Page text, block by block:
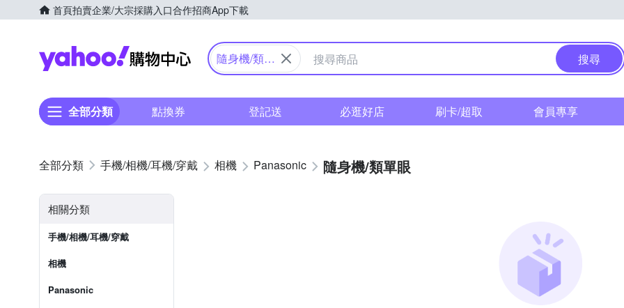
首頁拍賣企業/大宗採購入口合作招商App下載
Yahoo購物中心
隨身機/類單
搜尋
全部分類 點換券 登記送 必逛好店 刷卡/超取 會員專享
手機/相機/耳機/穿戴 相機 Panasonic 隨身機/類單眼
相關分類
手機/相機/耳機/穿戴
相機
Panasonic